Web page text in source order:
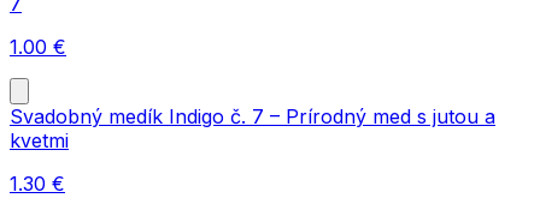
1.00 €
Svadobný medík Indigo č. 7 – Prírodný med s jutou a
kvetmi
1.30 €